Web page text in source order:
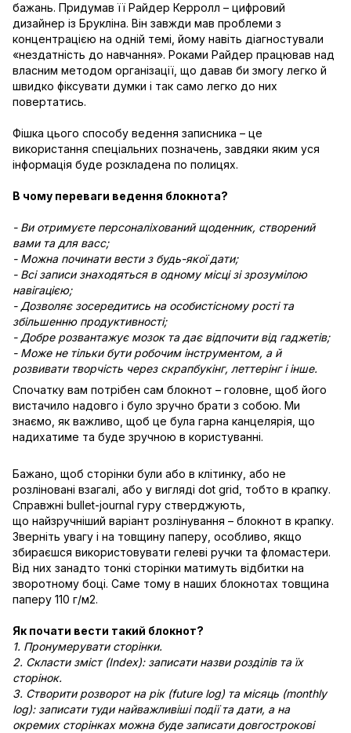
бажань. Придумав її Райдер Керролл – цифровий
дизайнер із Брукліна. Він завжди мав проблеми з
концентрацією на одній темі, йому навіть діагностували
«нездатність до навчання». Роками Райдер працював над
власним методом організації, що давав би змогу легко й
швидко фіксувати думки і так само легко до них
повертатись.
Фішка цього способу ведення записника – це
використання спеціальних позначень, завдяки яким уся
інформація буде розкладена по полицях.
В чому переваги ведення блокнота?
- Ви отримуєте персоналіхований щоденник, створений
вами та для васс;
- Можна починати вести з будь-якої дати;
- Всі записи знаходяться в одному місці зі зрозумілою
навігацією;
- Дозволяє зосередитись на особистісному рості та
збільшенню продуктивності;
- Добре розвантажує мозок та дає відпочити від гаджетів;
- Може не тільки бути робочим інструментом, а й
розвивати творчість через скрапбукінг, леттерінг і інше.
Спочатку вам потрібен сам блокнот – головне, щоб його
вистачило надовго і було зручно брати з собою. Ми
знаємо, як важливо, щоб це була гарна канцелярія, що
надихатиме та буде зручною в користуванні.
Бажано, щоб сторінки були або в клітинку, або не
розліновані взагалі, або у вигляді dot grid, тобто в крапку.
Справжні bullet-journal гуру стверджують,
що найзручніший варіант розлінування – блокнот в крапку.
Зверніть увагу і на товщину паперу, особливо, якщо
збираєшся використовувати гелеві ручки та фломастери.
Від них занадто тонкі сторінки матимуть відбитки на
зворотному боці. Саме тому в наших блокнотах товщина
паперу 110 г/м2.
Як почати вести такий блокнот?
1. Пронумерувати сторінки.
2. Скласти зміст (Index): записати назви розділів та їх
сторінок.
3. Створити розворот на рік (future log) та місяць (monthly
log): записати туди найважливіші події та дати, а на
окремих сторінках можна буде записати довгострокові